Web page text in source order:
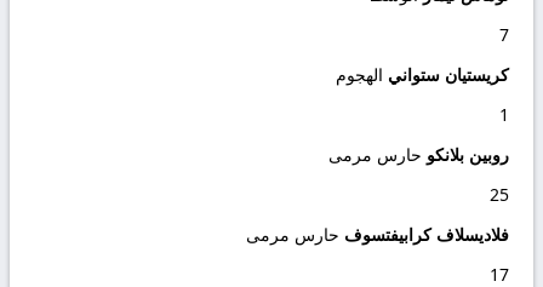
7
كريستيان ستواني الهجوم
1
روبين بلانكو حارس مرمى
25
فلاديسلاف كرابيفتسوف حارس مرمى
17